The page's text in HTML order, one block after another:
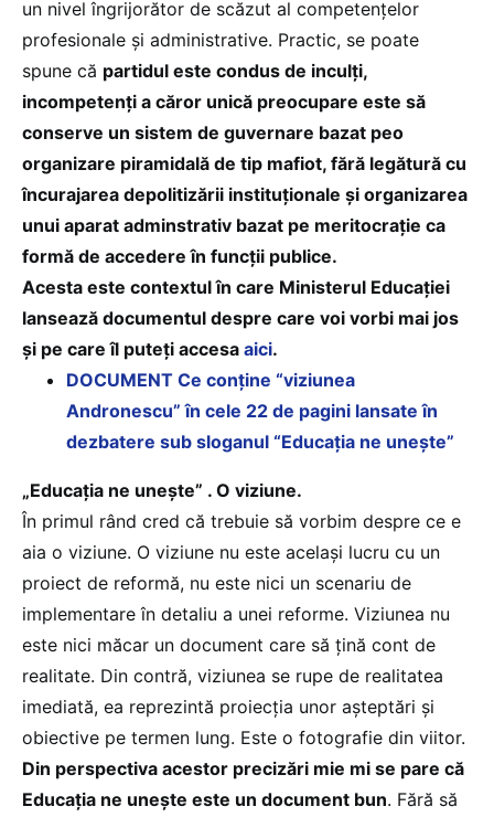
un nivel îngrijorător de scăzut al competențelor
profesionale și administrative. Practic, se poate
spune că partidul este condus de inculți,
incompetenți a căror unică preocupare este să
conserve un sistem de guvernare bazat peo
organizare piramidală de tip mafiot, fără legătură cu
încurajarea depolitizării instituționale și organizarea
unui aparat adminstrativ bazat pe meritocrație ca
formă de accedere în funcții publice.
Acesta este contextul în care Ministerul Educației
lansează documentul despre care voi vorbi mai jos
și pe care îl puteți accesa aici.
DOCUMENT Ce conţine “viziunea
Andronescu” în cele 22 de pagini lansate în
dezbatere sub sloganul “Educaţia ne uneşte”
„Educația ne unește” . O viziune.
În primul rând cred că trebuie să vorbim despre ce e
aia o viziune. O viziune nu este același lucru cu un
proiect de reformă, nu este nici un scenariu de
implementare în detaliu a unei reforme. Viziunea nu
este nici măcar un document care să țină cont de
realitate. Din contră, viziunea se rupe de realitatea
imediată, ea reprezintă proiecția unor așteptări și
obiective pe termen lung. Este o fotografie din viitor.
Din perspectiva acestor precizări mie mi se pare că
Educația ne unește este un document bun. Fără să